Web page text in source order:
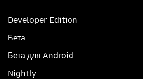
Developer Edition
Бета
Бета для Android
Nightly